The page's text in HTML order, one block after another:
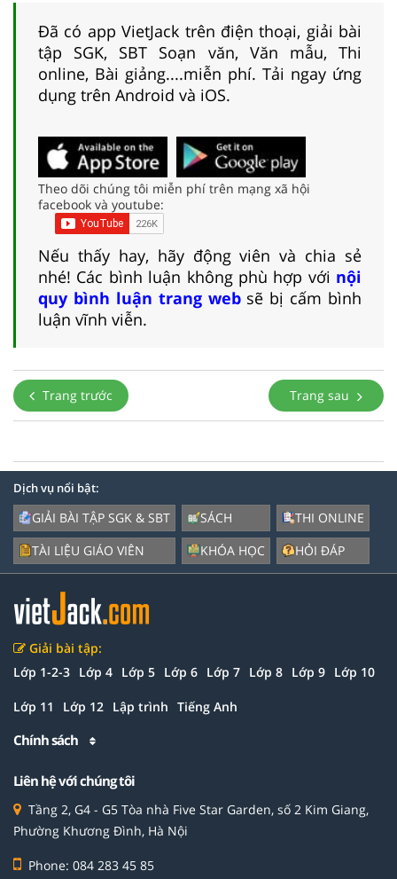
Đã có app VietJack trên điện thoại, giải bài
tập SGK, SBT Soạn văn, Văn mẫu, Thi
online, Bài giảng....miễn phí. Tải ngay ứng
dụng trên Android và iOS.
Theo dõi chúng tôi miễn phí trên mạng xã hội
facebook và youtube:
Nếu thấy hay, hãy động viên và chia sẻ
nhé! Các bình luận không phù hợp với nội
quy bình luận trang websẽ bị cấm bình
luận vĩnh viễn.
Trang trước Trang sau
Dịch vụ nổi bật:
GIẢI BÀI TẬP SGK & SBT
TÀI LIỆU GIÁO VIÊN
SÁCH
KHÓA HỌC
THI ONLINE
HỎI ĐÁP
Giải bài tập:
Lớp 1-2-3 Lớp 4 Lớp 5 Lớp 6 Lớp 7 Lớp 8 Lớp 9 Lớp 10
Lớp 11 Lớp 12 Lập trình Tiếng Anh
Chính sách
Liên hệ với chúng tôi
Tầng 2, G4 - G5 Tòa nhà Five Star Garden, số 2 Kim Giang,
Phường Khương Đình, Hà Nội
Phone: 084 283 45 85